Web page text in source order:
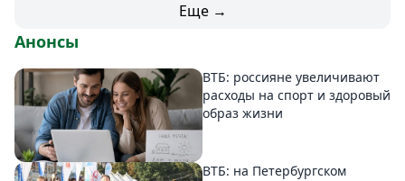
Еще →
Анонсы
ВТБ: россияне увеличивают
расходы на спорт и здоровый
образ жизни
ВТБ: на Петербургском